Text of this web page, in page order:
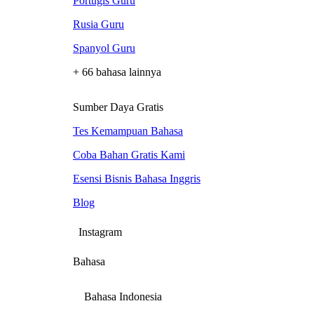
Rusia Guru
Spanyol Guru
+ 66 bahasa lainnya
Sumber Daya Gratis
Tes Kemampuan Bahasa
Coba Bahan Gratis Kami
Esensi Bisnis Bahasa Inggris
Blog
Instagram
Bahasa
Bahasa Indonesia